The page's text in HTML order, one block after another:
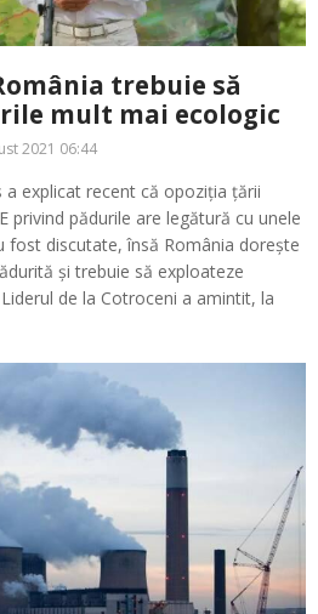
trebuie să
mult mai ecologic
2021 06:44
a explicat recent că opoziția țării
privind pădurile are legătură cu unele
fost discutate, însă România dorește
și trebuie să exploateze
de la Cotroceni a amintit, la